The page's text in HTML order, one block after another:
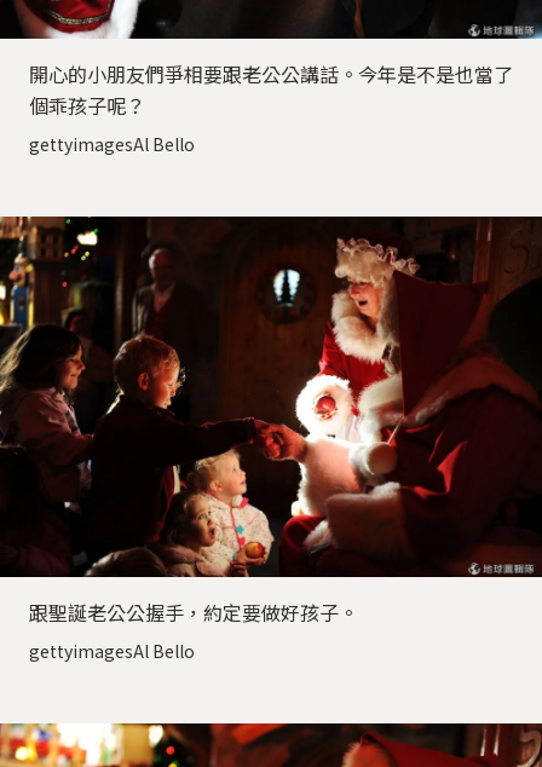
開心的小朋友們爭相要跟老公公講話。今年是不是也當了
個乖孩子呢？
gettyimagesAl Bello
跟聖誕老公公握手，約定要做好孩子。
gettyimagesAl Bello